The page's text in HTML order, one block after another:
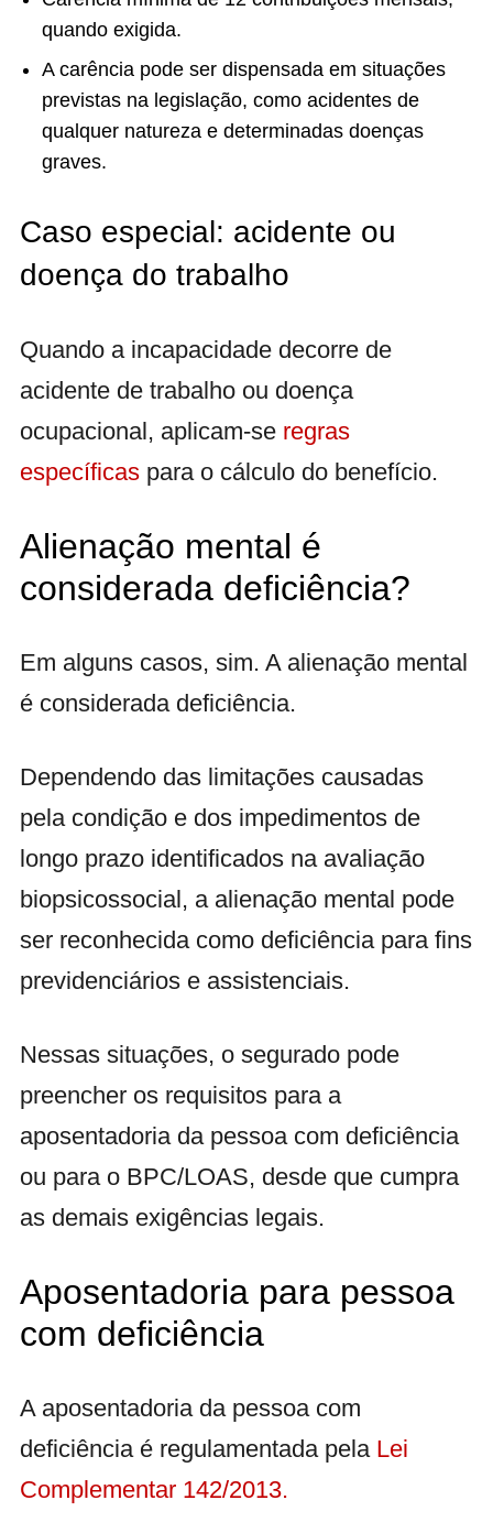
quando exigida.
A carência pode ser dispensada em situações
previstas na legislação, como acidentes de
qualquer natureza e determinadas doenças
graves.
Caso especial: acidente ou
doença do trabalho
Quando a incapacidade decorre de
acidente de trabalho ou doença
ocupacional, aplicam-se regras
específicas para o cálculo do benefício.
Alienação mental é
considerada deficiência?
Em alguns casos, sim. A alienação mental
é considerada deficiência.
Dependendo das limitações causadas
pela condição e dos impedimentos de
longo prazo identificados na avaliação
biopsicossocial, a alienação mental pode
ser reconhecida como deficiência para fins
previdenciários e assistenciais.
Nessas situações, o segurado pode
preencher os requisitos para a
aposentadoria da pessoa com deficiência
ou para o BPC/LOAS, desde que cumpra
as demais exigências legais.
Aposentadoria para pessoa
com deficiência
A aposentadoria da pessoa com
deficiência é regulamentada pela Lei
Complementar 142/2013.